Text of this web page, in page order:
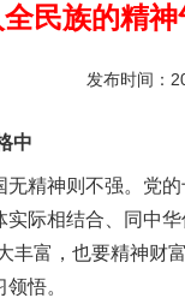
民族的精
发布时间：
中
神则不强。党的
际相结合、同中
丰富，也要精神财
悟。